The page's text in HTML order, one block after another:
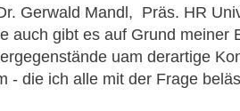
Gerwald Mandl, Präs. HR
auch gibt es auf Grund meiner
uam derartige
- die ich alle mit der Frage